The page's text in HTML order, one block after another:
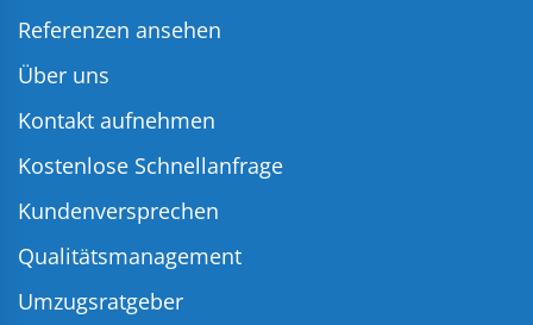
Referenzen ansehen
Über uns
Kontakt aufnehmen
Kostenlose Schnellanfrage
Kundenversprechen
Qualitätsmanagement
Umzugsratgeber